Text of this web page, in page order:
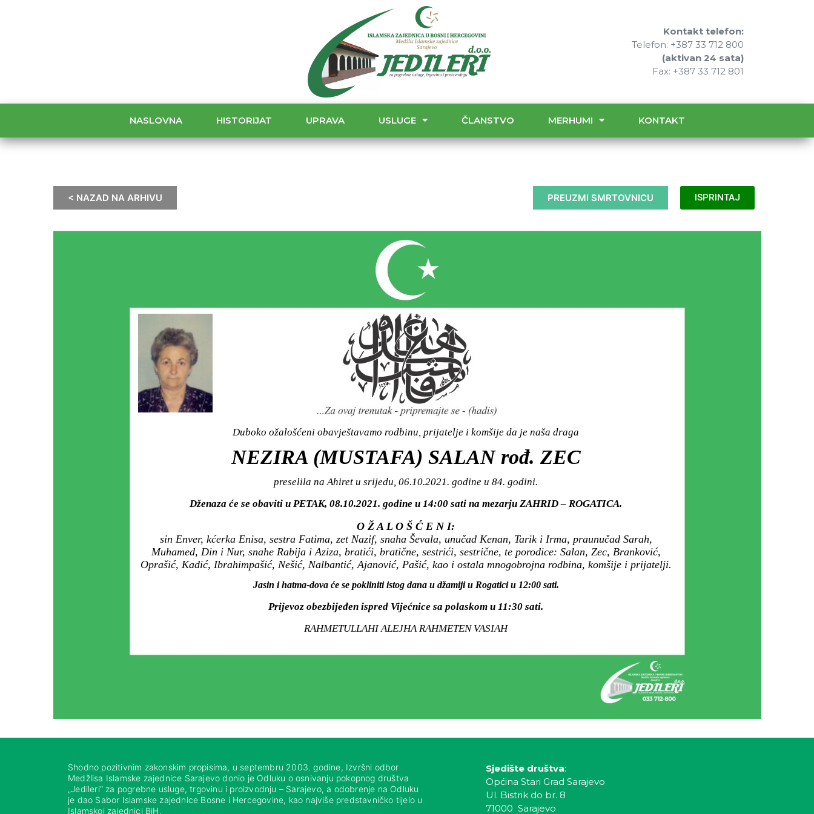
Kontakt telefon:
Telefon: +387 33 712 800
(aktivan 24 sata)
Fax: +387 33 712 801
NASLOVNA HISTORIJAT UPRAVA USLUGE ČLANSTVO MERHUMI KONTAKT
< NAZAD NA ARHIVU PREUZMI SMRTOVNICU ISPRINTAJ
Duboko ožalošćeni obavještavamo rodbinu, prijatelje i komšije da je naša draga
NEZIRA (MUSTAFA) SALAN rođ. ZEC
preselila na Ahiret u srijedu, 06.10.2021. godine u 84. godini.
Dženaza će se obaviti u PETAK, 08.10.2021. godine u 14:00 sati na mezarju ZAHRID – ROGATICA.
O Ž A L O Š Ć E N I:
sin Enver, kćerka Enisa, sestra Fatima, zet Nazif, snaha Ševala, unučad Kenan, Tarik i Irma, praunučad Sarah,
Muhamed, Din i Nur, snahe Rabija i Aziza, bratići, bratične, sestrići, sestrične, te porodice: Salan, Zec, Branković,
Oprašić, Kadić, Ibrahimpašić, Nešić, Nalbantić, Ajanović, Pašić, kao i ostala mnogobrojna rodbina, komšije i prijatelji.
Jasin i hatma-dova će se pokliniti istog dana u džamiji u Rogatici u 12:00 sati.
Prijevoz obezbijeđen ispred Vijećnice sa polaskom u 11:30 sati.
RAHMETULLAHI ALEJHA RAHMETEN VASIAH
Shodno pozitivnim zakonskim propisima, u septembru 2003. godine, Izvršni odbor
Medžlisa Islamske zajednice Sarajevo donio je Odluku o osnivanju pokopnog društva
„Jedileri“ za pogrebne usluge, trgovinu i proizvodnju – Sarajevo, a odobrenje na Odluku
je dao Sabor Islamske zajednice Bosne i Hercegovine, kao najviše predstavničko tijelo u
Islamskoj zajednici BiH.
Sjedište društva:
Općina Stari Grad Sarajevo
Ul. Bistrik do br. 8
71000 Sarajevo